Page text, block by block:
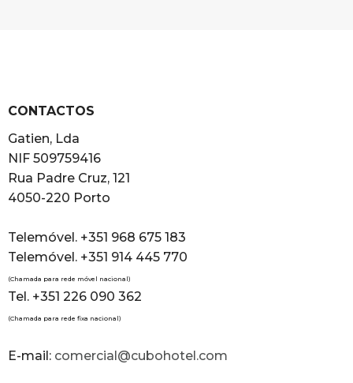
CONTACTOS
Gatien, Lda
NIF 509759416
Rua Padre Cruz, 121
4050-220 Porto
Telemóvel. +351 968 675 183
Telemóvel. +351 914 445 770
(Chamada para rede móvel nacional)
Tel. +351 226 090 362
(Chamada para rede fixa nacional)
E-mail: comercial@cubohotel.com